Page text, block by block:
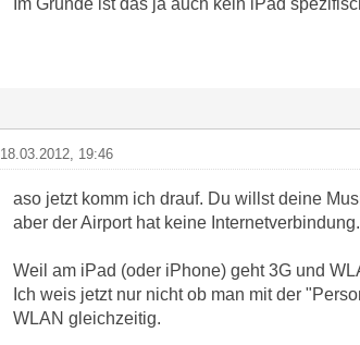
18.03.2012, 19:46
aso jetzt komm ich drauf. Du willst deine
aber der Airport hat keine Internetverbindung.
Weil am iPad (oder iPhone) geht 3G und
Ich weis jetzt nur nicht ob man mit der
WLAN gleichzeitig.